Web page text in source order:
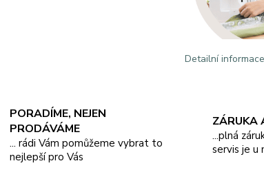
Detailní informace
PORADÍME, NEJEN
PRODÁVÁME
... rádi Vám pomůžeme vybrat to
nejlepší pro Vás
ZÁRUKA
...plná
servis je u